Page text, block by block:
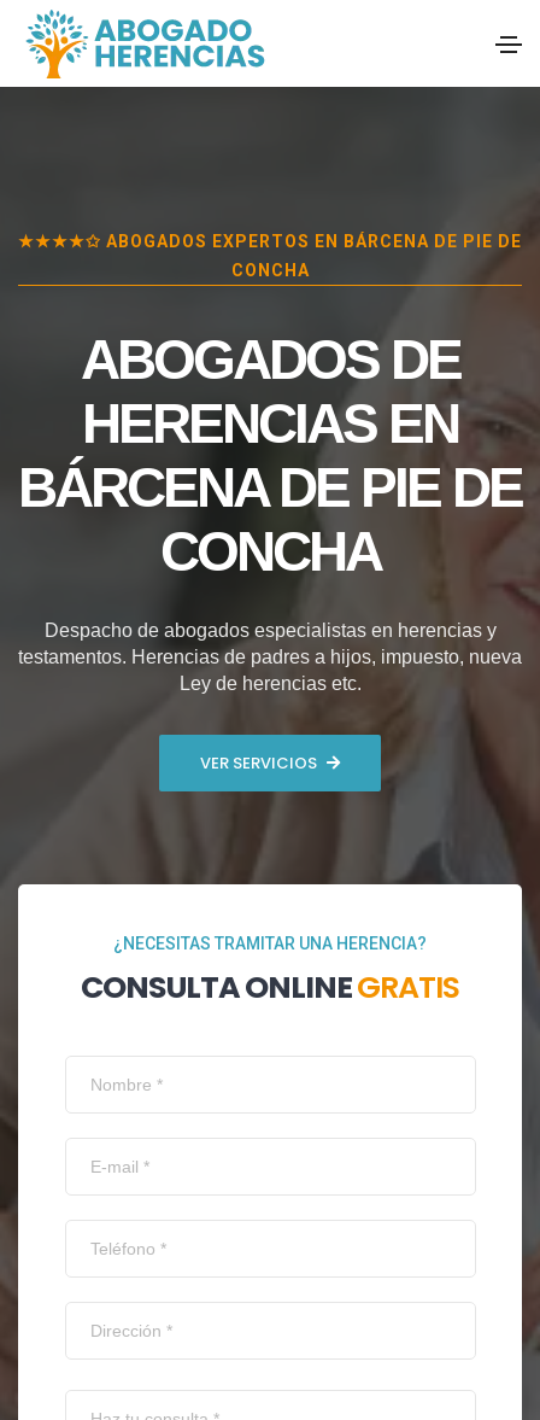
★★★★✩ ABOGADOS EXPERTOS EN
BÁRCENA DE PIE DE
CONCHA
ABOGADOS DE
HERENCIAS EN
BÁRCENA DE PIE DE
CONCHA
Despacho de abogados especialistas en herencias y
testamentos. Herencias de padres a hijos, impuesto, nueva
Ley de herencias etc.
VER SERVICIOS
¿NECESITAS TRAMITAR UNA HERENCIA?
CONSULTA ONLINEGRATIS